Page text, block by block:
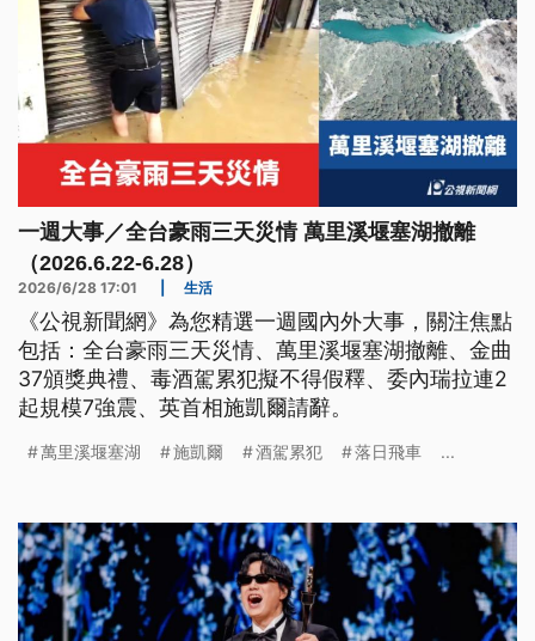
一週大事／全台豪雨三天災情 萬里溪堰塞湖撤離
（2026.6.22-6.28）
2026/6/28 17:01 生活
《公視新聞網》為您精選一週國內外大事，關注焦點
包括：全台豪雨三天災情、萬里溪堰塞湖撤離、金曲
37頒獎典禮、毒酒駕累犯擬不得假釋、委內瑞拉連2
起規模7強震、英首相施凱爾請辭。
萬里溪堰塞湖 施凱爾 酒駕累犯 落日飛車 ...